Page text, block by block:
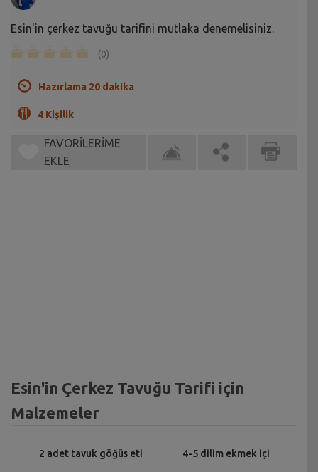
Esin'in çerkez tavuğu tarifini mutlaka denemelisiniz.
(0)
Hazırlama 20 dakika
4 Kişilik
FAVORİLERİME
EKLE
Esin'in Çerkez Tavuğu Tarifi için
Malzemeler
2 adet tavuk göğüs eti 4-5 dilim ekmek içi